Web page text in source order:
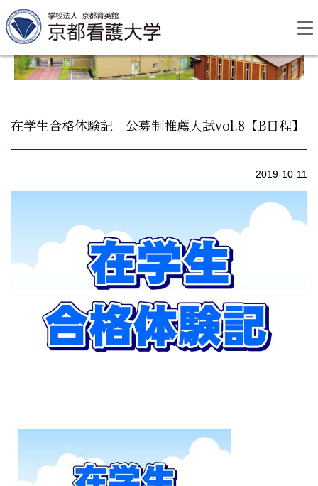
看護学部・編入学
学校生活
大学院【博士前期課程】
看護の智協働開発センター
to
在学生合格体験記 公募制推薦入試vol.8【B日程】
2019-10-11